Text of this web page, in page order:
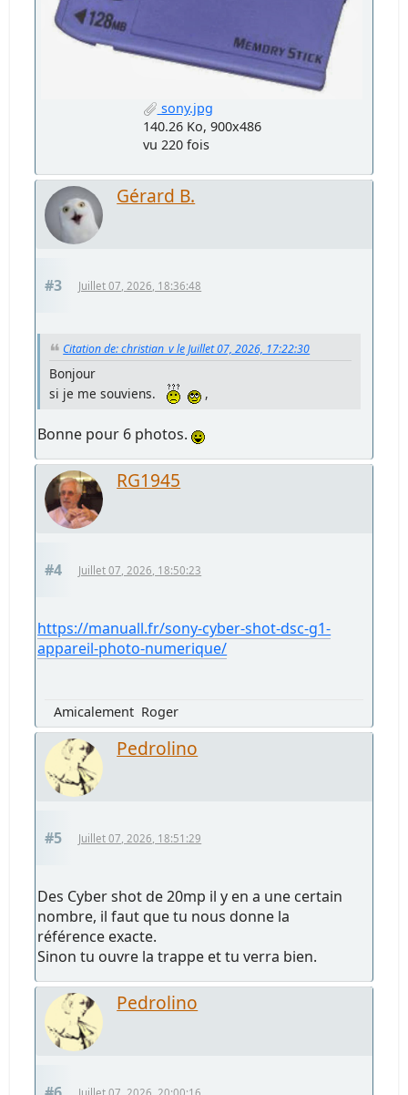
sony.jpg
140.26 Ko, 900x486
vu 220 fois
Gérard B.
#3 Juillet 07, 2026, 18:36:48
Citation de: christian_v le Juillet 07, 2026, 17:22:30
Bonjour
si je me souviens.
,
Bonne pour 6 photos.
RG1945
#4 Juillet 07, 2026, 18:50:23
https://manuall.fr/sony-cyber-shot-dsc-g1-
appareil-photo-numerique/
Amicalement Roger
Pedrolino
#5 Juillet 07, 2026, 18:51:29
Des Cyber shot de 20mp il y en a une certain
nombre, il faut que tu nous donne la
référence exacte.
Sinon tu ouvre la trappe et tu verra bien.
Pedrolino